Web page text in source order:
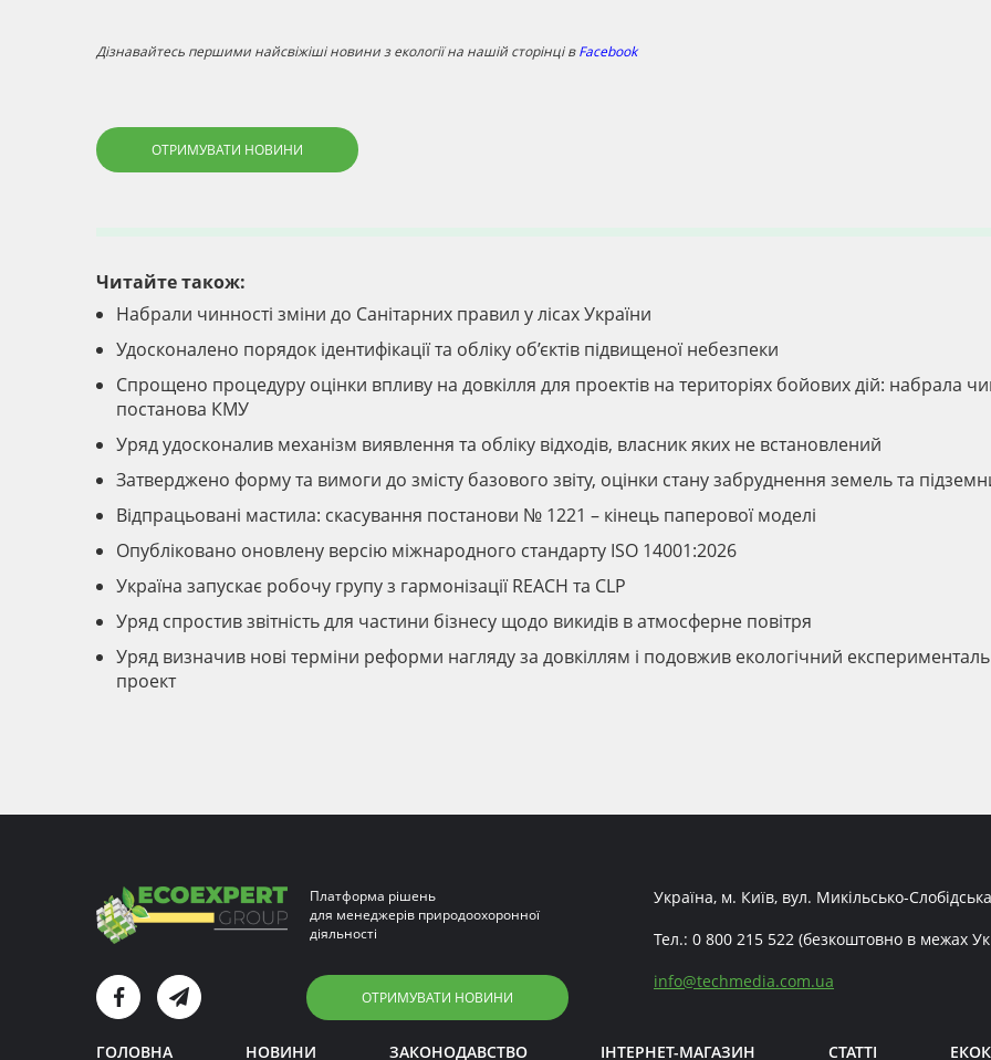
Дізнавайтесь першими найсвіжіші новини з екології на нашій сторінці вFacebook
ОТРИМУВАТИ НОВИНИ
Читайте також:
Набрали чинності зміни до Санітарних правил у лісах України
Удосконалено порядок ідентифікації та обліку об’єктів підвищеної небезпеки
Спрощено процедуру оцінки впливу на довкілля для проектів на територіях бойових дій: набрала
постанова КМУ
Уряд удосконалив механізм виявлення та обліку відходів, власник яких не встановлений
Затверджено форму та вимоги до змісту базового звіту, оцінки стану забруднення земель та
Відпрацьовані мастила: скасування постанови № 1221 – кінець паперової моделі
Опубліковано оновлену версію міжнародного стандарту ISO 14001:2026
Україна запускає робочу групу з гармонізації REACH та CLP
Уряд спростив звітність для частини бізнесу щодо викидів в атмосферне повітря
Уряд визначив нові терміни реформи нагляду за довкіллям і подовжив екологічний
проект
Платформа рішень
для менеджерів природоохоронної
діяльності
ОТРИМУВАТИ НОВИНИ
Україна, м. Київ, вул. Микільсько-
Тел.: 0 800 215 522 (безкоштовно в межах
info@techmedia.com.ua
ГОЛОВНА НОВИНИ ЗАКОНОДАВСТВО ІНТЕРНЕТ-МАГАЗИН СТАТТІ